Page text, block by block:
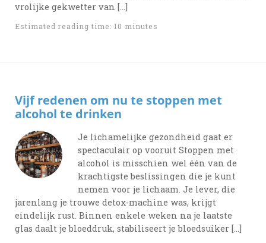
vrolijke gekwetter van […]
Estimated reading time: 10 minutes
Vijf redenen om nu te stoppen met
alcohol te drinken
Je lichamelijke gezondheid gaat er
spectaculair op vooruit Stoppen met
alcohol is misschien wel één van de
krachtigste beslissingen die je kunt
nemen voor je lichaam. Je lever, die
jarenlang je trouwe detox-machine was, krijgt
eindelijk rust. Binnen enkele weken na je laatste
glas daalt je bloeddruk, stabiliseert je bloedsuiker […]